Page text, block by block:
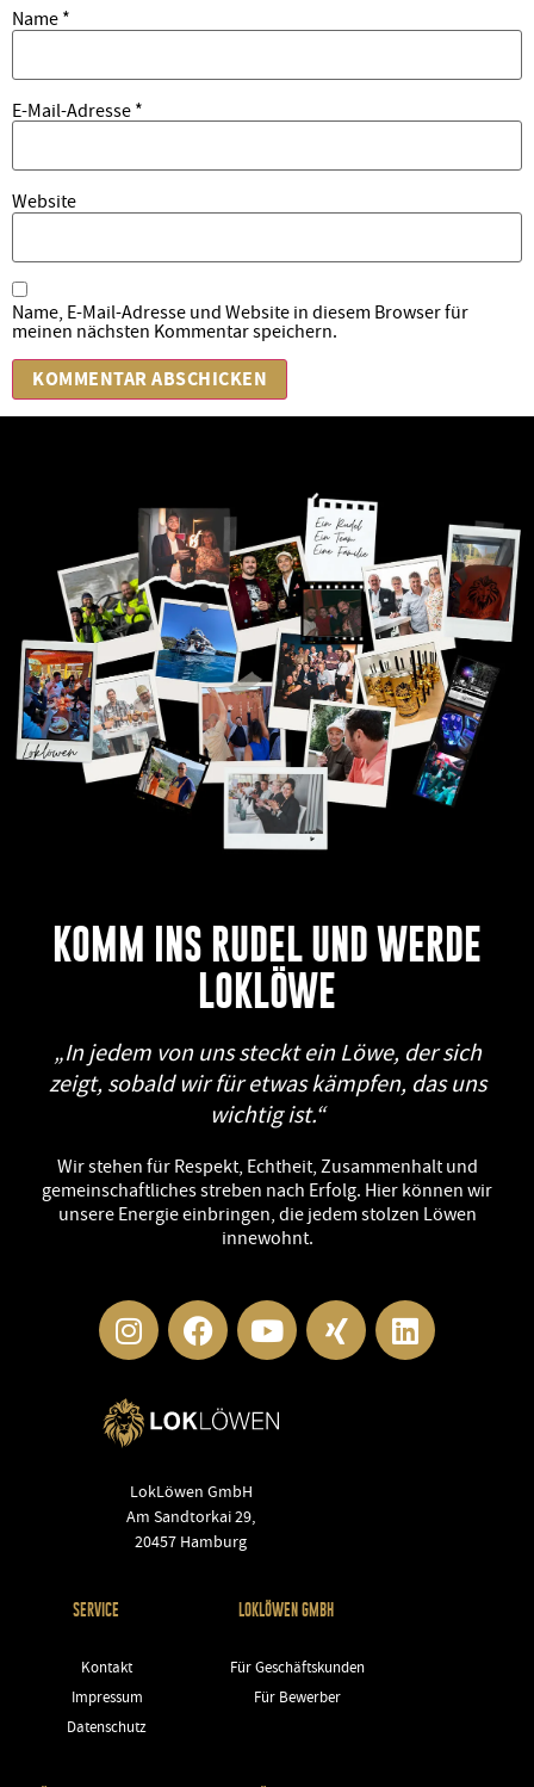
Name *
E-Mail-Adresse *
Website
Name, E-Mail-Adresse und Website in diesem Browser für
meinen nächsten Kommentar speichern.
KOMM INS RUDEL UND WERDE
LOKLÖWE
„In jedem von uns steckt ein Löwe, der sich
zeigt, sobald wir für etwas kämpfen, das uns
wichtig ist.“​
Wir stehen für Respekt, Echtheit, Zusammenhalt und
gemeinschaftliches streben nach Erfolg. Hier können wir
unsere Energie einbringen, die jedem stolzen Löwen
innewohnt.
LokLöwen GmbH
Am Sandtorkai 29,
20457 Hamburg
SERVICE
Kontakt
Impressum
Datenschutz
LOKLÖWEN GMBH
Für Geschäftskunden
Für Bewerber